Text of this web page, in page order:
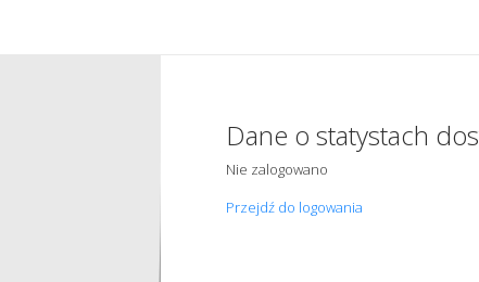
Dane o statystach
Nie zalogowano
Przejdź do logowania